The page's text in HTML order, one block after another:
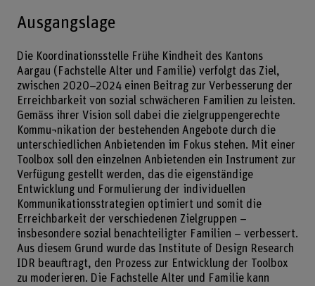
Ausgangslage
Die Koordinationsstelle Frühe Kindheit des Kantons
Aargau (Fachstelle Alter und Familie) verfolgt das Ziel,
zwischen 2020–2024 einen Beitrag zur Verbesserung der
Erreichbarkeit von sozial schwächeren Familien zu leisten.
Gemäss ihrer Vision soll dabei die zielgruppengerechte
Kommu¬nikation der bestehenden Angebote durch die
unterschiedlichen Anbietenden im Fokus stehen. Mit einer
Toolbox soll den einzelnen Anbietenden ein Instrument zur
Verfügung gestellt werden, das die eigenständige
Entwicklung und Formulierung der individuellen
Kommunikationsstrategien optimiert und somit die
Erreichbarkeit der verschiedenen Zielgruppen –
insbesondere sozial benachteiligter Familien – verbessert.
Aus diesem Grund wurde das Institute of Design Research
IDR beauftragt, den Prozess zur Entwicklung der Toolbox
zu moderieren. Die Fachstelle Alter und Familie kann